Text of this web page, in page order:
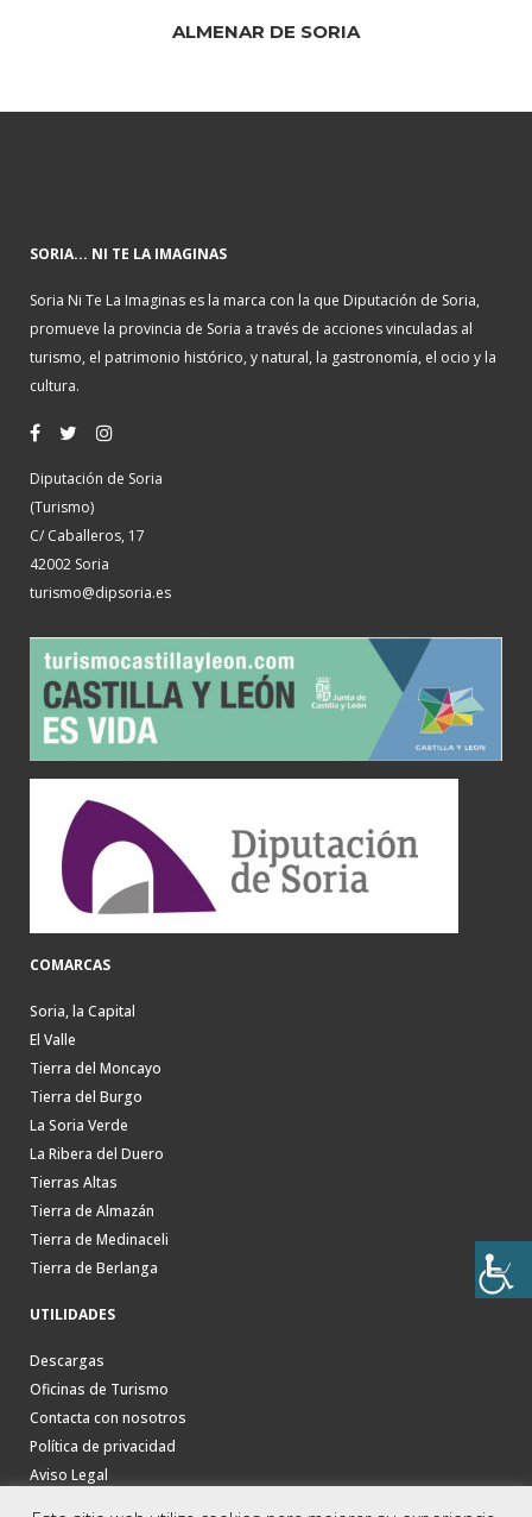
ALMENAR DE SORIA
SORIA... NI TE LA IMAGINAS
Soria Ni Te La Imaginas es la marca con la que Diputación de Soria,
promueve la provincia de Soria a través de acciones vinculadas al
turismo, el patrimonio histórico, y natural, la gastronomía, el ocio y la
cultura.
Diputación de Soria
(Turismo)
C/ Caballeros, 17
42002 Soria
turismo@dipsoria.es
COMARCAS
Soria, la Capital
El Valle
Tierra del Moncayo
Tierra del Burgo
La Soria Verde
La Ribera del Duero
Tierras Altas
Tierra de Almazán
Tierra de Medinaceli
Tierra de Berlanga
UTILIDADES
Descargas
Oficinas de Turismo
Contacta con nosotros
Política de privacidad
Aviso Legal